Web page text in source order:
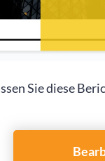
Sie diese